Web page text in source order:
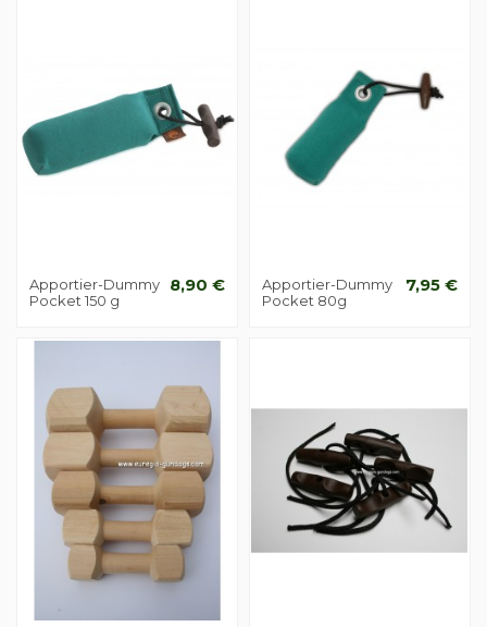
Apportier-Dummy
Pocket 150 g
8,90 €
Apportier-Dummy
Pocket 80g
7,95 €